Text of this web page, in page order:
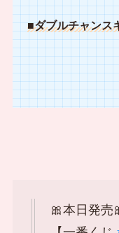
■ダブルチャンス
🎀本日発売